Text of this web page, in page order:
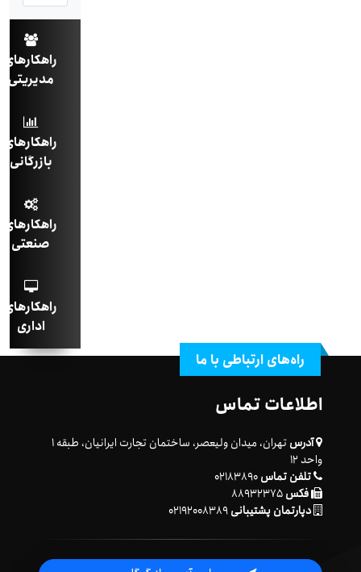
راهکارهای
مدیریتی
راهکارهای
بازرگانی
راهکارهای
صنعتی
راهکارهای
اداری
راه‌های ارتباطی با ما
اطلاعات تماس
آدرس
تهران، میدان ولیعصر، ساختمان تجارت ایرانیان، طبقه ۱
واحد ۱۲
تلفن تماس۰۲۱۸۳۸۹۰
فکس۸۸۹۳۲۳۷۵
دپارتمان پشتیبانی۰۲۱۹۲۰۰۸۳۸۹